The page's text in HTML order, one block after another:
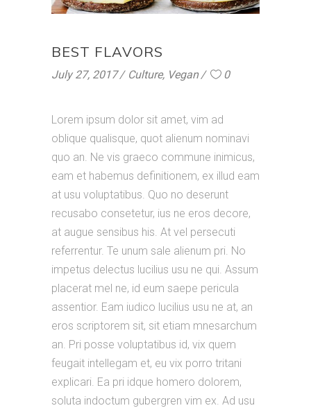
BEST FLAVORS
July 27, 2017 Culture, Vegan 0
Lorem ipsum dolor sit amet, vim ad
oblique qualisque, quot alienum nominavi
quo an. Ne vis graeco commune inimicus,
eam et habemus definitionem, ex illud eam
at usu voluptatibus. Quo no deserunt
recusabo consetetur, ius ne eros decore,
at augue sensibus his. At vel persecuti
referrentur. Te unum sale alienum pri. No
impetus delectus lucilius usu ne qui. Assum
placerat mel ne, id eum saepe pericula
assentior. Eam iudico lucilius usu ne at, an
eros scriptorem sit, sit etiam mnesarchum
an. Pri posse voluptatibus id, vix quem
feugait intellegam et, eu vix porro tritani
explicari. Ea pri idque homero dolorem,
soluta indoctum gubergren vim ex. Ad usu